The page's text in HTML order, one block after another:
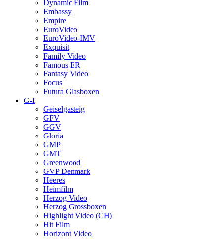
Dynamic Film
Embassy
Empire
EuroVideo
EuroVideo-IMV
Exquisit
Family Video
Famous ER
Fantasy Video
Focus
Futura Glasboxen
G-I
Geiselgasteig
GFV
GGV
Gloria
GMP
GMT
Greenwood
GVP Denmark
Heeres
Heimfilm
Herzog Video
Herzog Grossboxen
Highlight Video (CH)
Hit Film
Horizont Video